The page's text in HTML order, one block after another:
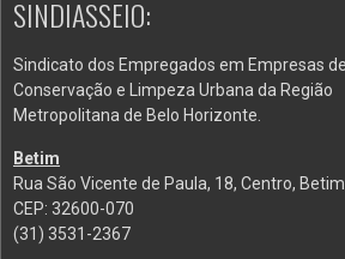
SINDIASSEIO:
Sindicato dos Empregados em Empresas
Conservação e Limpeza Urbana da Região
Metropolitana de Belo Horizonte.
Betim
Rua São Vicente de Paula, 18, Centro,
CEP: 32600-070
(31) 3531-2367